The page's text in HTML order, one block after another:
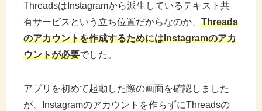
ThreadsはInstagramから派生しているテキスト共
有サービスという立ち位置だからなのか、 Threads
のアカウントを作成するためにはInstagramのアカ
ウントが必要でした。
アプリを初めて起動した際の画面を確認しました
が、Instagramのアカウントを作らずにThreadsの